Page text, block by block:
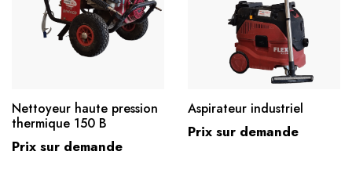
Nettoyeur haute pression
thermique 150 B
Prix sur demande
Aspirateur industriel
Prix sur demande